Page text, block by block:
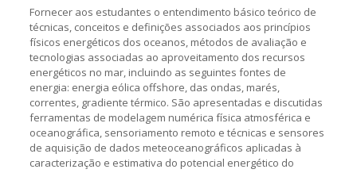
Fornecer aos estudantes o entendimento básico teórico de
técnicas, conceitos e definições associados aos princípios
físicos energéticos dos oceanos, métodos de avaliação e
tecnologias associadas ao aproveitamento dos recursos
energéticos no mar, incluindo as seguintes fontes de
energia: energia eólica offshore, das ondas, marés,
correntes, gradiente térmico. São apresentadas e discutidas
ferramentas de modelagem numérica física atmosférica e
oceanográfica, sensoriamento remoto e técnicas e sensores
de aquisição de dados meteoceanográficos aplicadas à
caracterização e estimativa do potencial energético do